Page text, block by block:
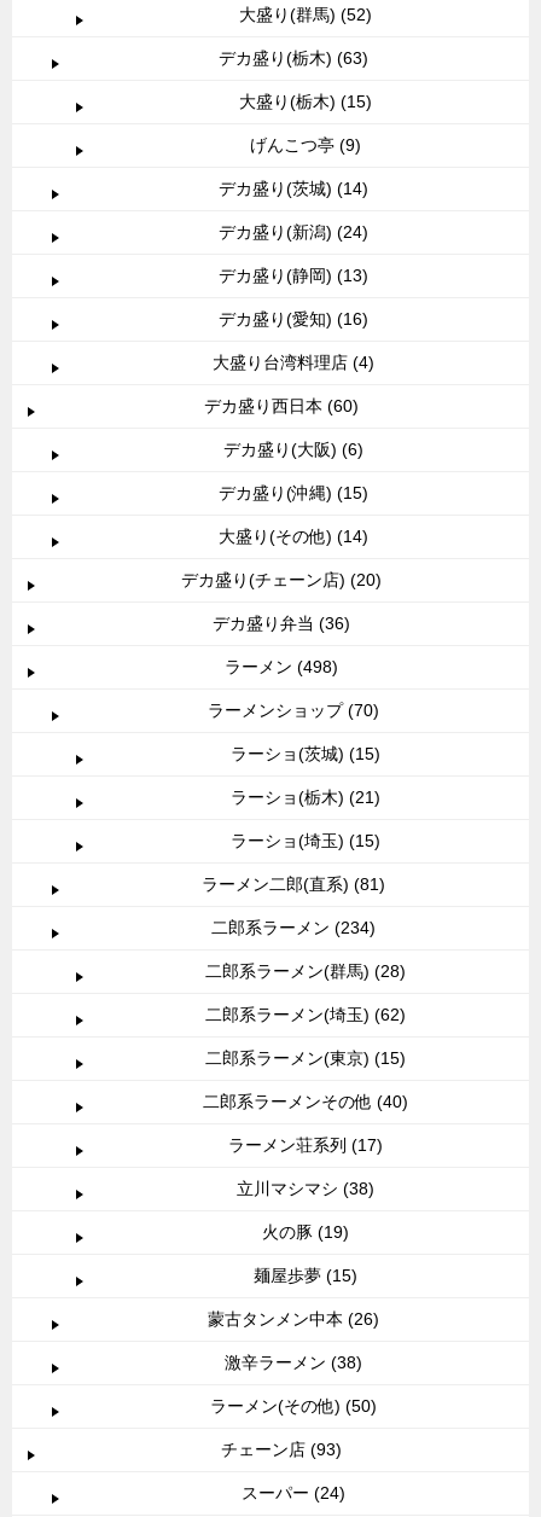
大盛り(群馬) (52)
デカ盛り(栃木) (63)
大盛り(栃木) (15)
げんこつ亭 (9)
デカ盛り(茨城) (14)
デカ盛り(新潟) (24)
デカ盛り(静岡) (13)
デカ盛り(愛知) (16)
大盛り台湾料理店 (4)
デカ盛り西日本 (60)
デカ盛り(大阪) (6)
デカ盛り(沖縄) (15)
大盛り(その他) (14)
デカ盛り(チェーン店) (20)
デカ盛り弁当 (36)
ラーメン (498)
ラーメンショップ (70)
ラーショ(茨城) (15)
ラーショ(栃木) (21)
ラーショ(埼玉) (15)
ラーメン二郎(直系) (81)
二郎系ラーメン (234)
二郎系ラーメン(群馬) (28)
二郎系ラーメン(埼玉) (62)
二郎系ラーメン(東京) (15)
二郎系ラーメンその他 (40)
ラーメン荘系列 (17)
立川マシマシ (38)
火の豚 (19)
麺屋歩夢 (15)
蒙古タンメン中本 (26)
激辛ラーメン (38)
ラーメン(その他) (50)
チェーン店 (93)
スーパー (24)